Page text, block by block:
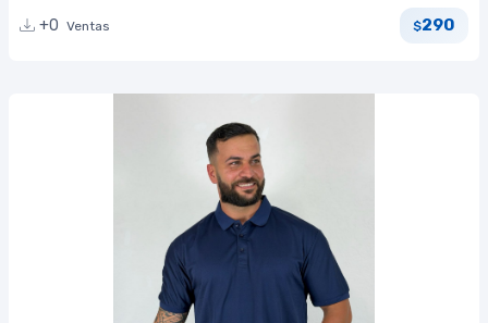
+0 Ventas $290